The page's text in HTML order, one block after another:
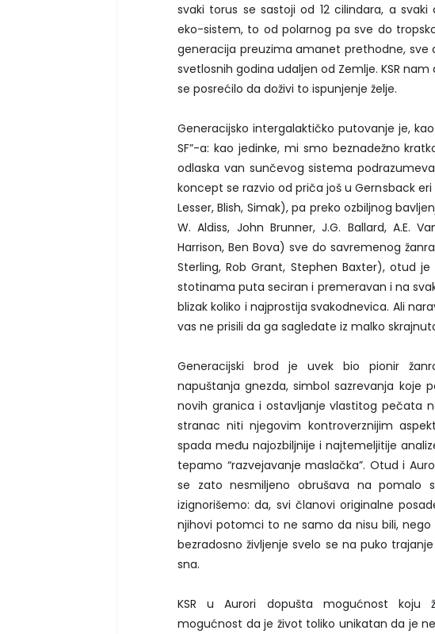
svaki torus se sastoji od 12 cilindara, a
eko-sistem, to od polarnog pa sve do
generacija preuzima amanet prethodne, sve
svetlosnih godina udaljen od Zemlje. KSR
se posrećilo da doživi to ispunjenje želje.
Generacijsko intergalaktičko putovanje je,
SF”-a: kao jedinke, mi smo beznadežno
odlaska van sunčevog sistema
koncept se razvio od priča još u Gernsback
Lesser, Blish, Simak), pa preko ozbiljnog
W. Aldiss, John Brunner, J.G. Ballard, A.E.
Harrison, Ben Bova) sve do savremenog
Sterling, Rob Grant, Stephen Baxter), otud
stotinama puta seciran i premeravan i na
blizak koliko i najprostija svakodnevica. Ali
vas ne prisili da ga sagledate iz malko
Generacijski brod je uvek bio pionir
napuštanja gnezda, simbol sazrevanja koje
novih granica i ostavljanje vlastitog pečata
stranac niti njegovim kontroverznijim
spada među najozbiljnije i najtemeljitije
tepamo “razvejavanje maslačka”. Otud i
se zato nesmiljeno obrušava na pomalo
izignorišemo: da, svi članovi originalne
njihovi potomci to ne samo da nisu bili,
bezradosno življenje svelo se na puko
sna.
KSR u Aurori dopušta mogućnost koju
mogućnost da je život toliko unikatan da je